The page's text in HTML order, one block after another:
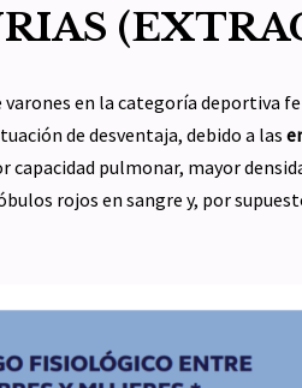
varones en la categoría deportiva
de desventaja, debido a las
capacidad pulmonar, mayor
rojos en sangre y, por